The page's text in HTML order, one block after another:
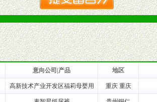
。
，良好的市场网络的公司及销售自然人。
性的价格体系，保证均衡的利润体系。
势。
意向公司|产品 地区
高新技术产业开发区福莉母婴用 重庆 重庆